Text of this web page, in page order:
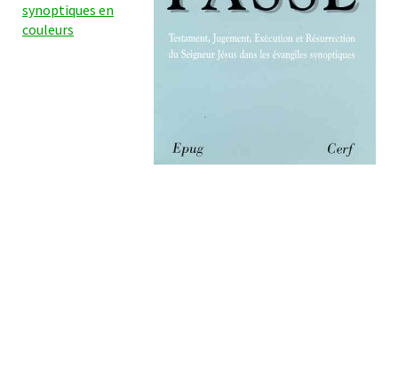
synoptiques en
couleurs